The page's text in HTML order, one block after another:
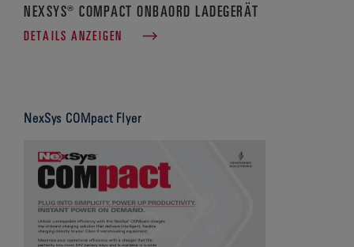
NEXSYS® COMPACT ONBAORD LADEGERÄT
DETAILS ANZEIGEN
NexSys COMpact Flyer